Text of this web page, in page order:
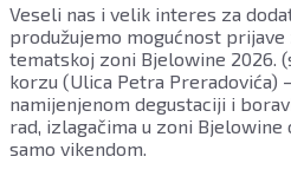
Veseli nas i velik interes za
produžujemo mogućnost
tematskoj zoni Bjelowine 2026.
korzu (Ulica Petra Preradovića)
namijenjenom degustaciji i
rad, izlagačima u zoni Bjelowine
samo vikendom.